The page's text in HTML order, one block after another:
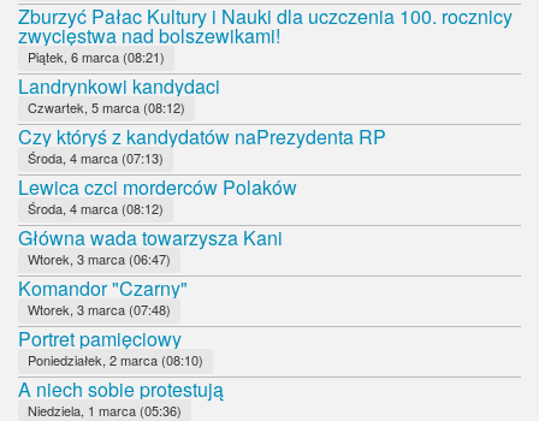
Zburzyć Pałac Kultury i Nauki dla uczczenia 100. rocznicy
zwycięstwa nad bolszewikami!
Piątek, 6 marca (08:21)
Landrynkowi kandydaci
Czwartek, 5 marca (08:12)
Czy któryś z kandydatów naPrezydenta RP
Środa, 4 marca (07:13)
Lewica czci morderców Polaków
Środa, 4 marca (08:12)
Główna wada towarzysza Kani
Wtorek, 3 marca (06:47)
Komandor "Czarny"
Wtorek, 3 marca (07:48)
Portret pamięciowy
Poniedziałek, 2 marca (08:10)
A niech sobie protestują
Niedziela, 1 marca (05:36)